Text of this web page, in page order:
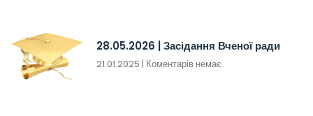
28.05.2026 | Засідання Вченої ради
21.01.2025 Коментарів немає